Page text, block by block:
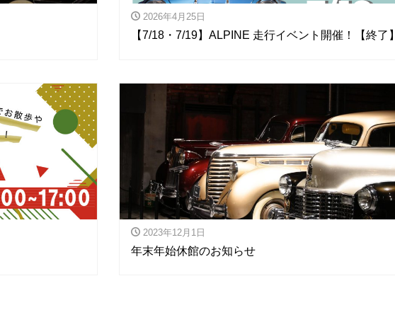
2026年4月25日
【7/18・7/19】ALPINE 走行イベント開催！【終了】
2023年12月1日
年末年始休館のお知らせ